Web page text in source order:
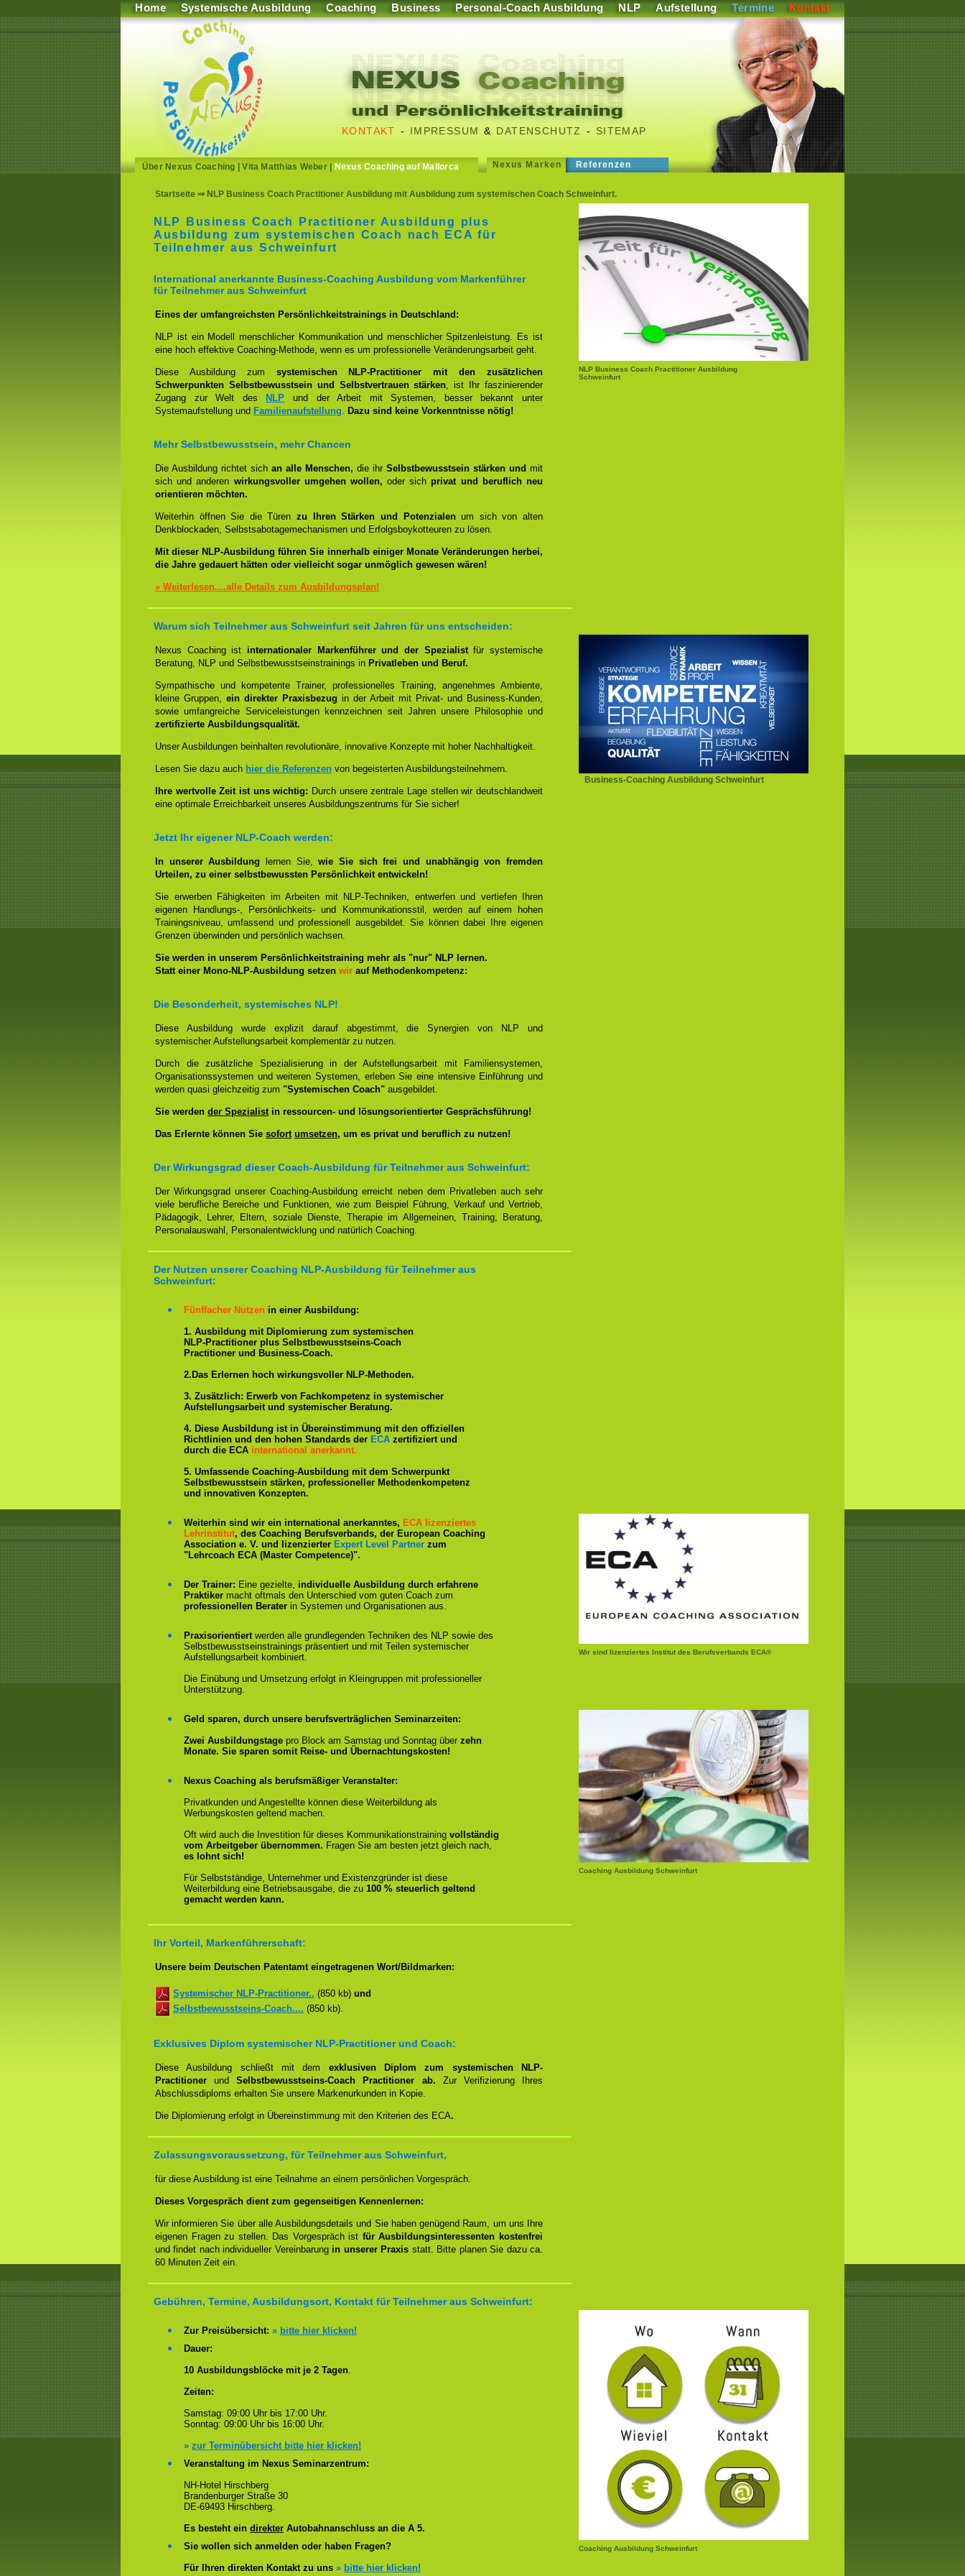
Home Systemische Ausbildung Coaching Business Personal-Coach Ausbildung NLP Aufstellung Termine Kontakt
KONTAKT - IMPRESSUM & DATENSCHUTZ - SITEMAP
Über Nexus Coaching |Vita Matthias Weber| Nexus Coaching auf Mallorca Nexus Marken Referenzen
Startseite ⇒ NLP Business Coach Practitioner Ausbildung mit Ausbildung zum systemischen Coach Schweinfurt.
NLP Business Coach Practitioner Ausbildung
Schweinfurt
NLP Business Coach Practitioner Ausbildung plus
Ausbildung zum systemischen Coach nach ECA für
Teilnehmer aus Schweinfurt
International anerkannte Business-Coaching Ausbildung vom Markenführer
für Teilnehmer aus Schweinfurt
Eines der umfangreichsten Persönlichkeitstrainings in Deutschland:
NLP ist ein Modell menschlicher Kommunikation und menschlicher Spitzenleistung. Es ist
eine hoch effektive Coaching-Methode, wenn es um professionelle Veränderungsarbeit geht.
Diese Ausbildung zum systemischen NLP-Practitioner mit den zusätzlichen
Schwerpunkten Selbstbewusstsein und Selbstvertrauen stärken, ist Ihr faszinierender
Zugang zur Welt des
NLP und der Arbeit mit Systemen, besser bekannt unter
Systemaufstellung und Familienaufstellung. Dazu sind keine Vorkenntnisse nötig!
Mehr Selbstbewusstsein, mehr Chancen
Die Ausbildung richtet sich an alle Menschen, die ihr Selbstbewusstsein stärken und mit
sich und anderen wirkungsvoller umgehen wollen, oder sichprivat und beruflich neu
orientieren möchten.
Weiterhin öffnen Sie die Türenzu Ihren Stärken und Potenzialenum sich von alten
Denkblockaden, Selbstsabotagemechanismen und Erfolgsboykotteuren zu lösen.
Mit dieser NLP-Ausbildung führen Sie innerhalb einiger Monate Veränderungen herbei,
die Jahre gedauert hätten oder vielleicht sogar unmöglich gewesen wären!
» Weiterlesen....alle Details zum Ausbildungsplan!
Warum sich Teilnehmer aus Schweinfurt seit Jahren für uns entscheiden:
Business-Coaching Ausbildung Schweinfurt
Nexus Coaching ist internationaler Markenführer und der Spezialistfür systemische
Beratung, NLP und Selbstbewusstseinstrainings in Privatleben und Beruf.
Sympathische und kompetente Trainer, professionelles Training, angenehmes Ambiente,
kleine Gruppen, ein direkter Praxisbezug in der Arbeit mit Privat- und Business-Kunden,
sowie umfangreiche Serviceleistungen kennzeichnen seit Jahren unsere Philosophie und
zertifizierte Ausbildungsqualität.
Unser Ausbildungen beinhalten revolutionäre, innovative Konzepte mit hoher Nachhaltigkeit.
Lesen Sie dazu auch hier die Referenzen von begeisterten Ausbildungsteilnehmern.
Ihre wertvolle Zeit ist uns wichtig: Durch unsere zentrale Lage stellen wir deutschlandweit
eine optimale Erreichbarkeit unseres Ausbildungszentrums für Sie sicher!
Jetzt Ihr eigener NLP-Coach werden:
In unserer Ausbildung lernen Sie,wie Sie sich frei und unabhängig von fremden
Urteilen, zu einer selbstbewussten Persönlichkeit entwickeln!
Sie erwerben Fähigkeiten im Arbeiten mit NLP-Techniken, entwerfen und vertiefen Ihren
eigenen Handlungs-, Persönlichkeits- und Kommunikationsstil, werden auf einem hohen
Trainingsniveau, umfassend und professionell ausgebildet. Sie können dabei Ihre eigenen
Grenzen überwinden und persönlich wachsen.
Sie werden in unserem Persönlichkeitstraining mehr als "nur" NLP lernen.
Statt einer Mono-NLP-Ausbildung setzen wir auf Methodenkompetenz:
Die Besonderheit, systemisches NLP!
Diese Ausbildung wurde explizit darauf abgestimmt, die Synergien von NLP und
systemischer Aufstellungsarbeit komplementär zu nutzen.
Durch die zusätzliche Spezialisierung in der Aufstellungsarbeit mit Familiensystemen,
Organisationssystemen und weiteren Systemen, erleben Sie eine intensive Einführung und
werden quasi gleichzeitig zum "Systemischen Coach" ausgebildet.
Sie werden der Spezialistin ressourcen- und lösungsorientierter Gesprächsführung!
Das Erlernte können Sie sofort umsetzen, um es privat und beruflich zu nutzen!
Der Wirkungsgrad dieser Coach-Ausbildung für Teilnehmer aus Schweinfurt:
Der Wirkungsgrad unserer Coaching-Ausbildung erreicht neben dem Privatleben auch sehr
viele berufliche Bereiche und Funktionen, wie zum Beispiel Führung, Verkauf und Vertrieb,
Pädagogik, Lehrer, Eltern, soziale Dienste, Therapie im Allgemeinen, Training, Beratung,
Personalauswahl, Personalentwicklung und natürlich Coaching.
Der Nutzen unserer Coaching NLP-Ausbildung für Teilnehmer aus
Schweinfurt:
Fünffacher Nutzen in einer Ausbildung:
1. Ausbildung mit Diplomierung zum systemischen
NLP-Practitioner plus Selbstbewusstseins-Coach
Practitioner und Business-Coach.
2.Das Erlernen hoch wirkungsvoller NLP-Methoden.
3. Zusätzlich: Erwerb von Fachkompetenz in systemischer
Aufstellungsarbeit und systemischer Beratung.
4. Diese Ausbildung ist in Übereinstimmung mit den offiziellen
Richtlinien und den hohen Standards der ECA zertifiziert und
durch die ECA international anerkannt.
5. Umfassende Coaching-Ausbildung mit dem Schwerpunkt
Selbstbewusstsein stärken, professioneller Methodenkompetenz
und innovativen Konzepten.
Wir sind lizenziertes Institut des Berufsverbands ECA®
Weiterhin sind wir ein international anerkanntes, ECA lizenziertes
Lehrinstitut, des Coaching Berufsverbands, der European Coaching
Association e. V. und lizenzierter Expert Level Partner zum
"Lehrcoach ECA (Master Competence)".
Der Trainer: Eine gezielte, individuelle Ausbildung durch erfahrene
Praktiker macht oftmals den Unterschied vom guten Coach zum
professionellen Berater in Systemen und Organisationen aus.
Praxisorientiertwerden alle grundlegenden Techniken des NLP sowie des
Selbstbewusstseinstrainings präsentiert und mit Teilen systemischer
Aufstellungsarbeit kombiniert.
Die Einübung und Umsetzung erfolgt in Kleingruppen mit professioneller
Unterstützung.
Coaching Ausbildung Schweinfurt
Geld sparen, durch unsere berufsverträglichen Seminarzeiten:
Zwei Ausbildungstage pro Block am Samstag und Sonntag über zehn
Monate. Sie sparen somit Reise- und Übernachtungskosten!
Nexus Coaching als berufsmäßiger Veranstalter:
Privatkunden und Angestellte können diese Weiterbildung als
Werbungskosten geltend machen.
Oft wird auch die Investition für dieses Kommunikationstraining vollständig
vom Arbeitgeber übernommen. Fragen Sie am besten jetzt gleich nach,
es lohnt sich!
Für Selbstständige, Unternehmer und Existenzgründer ist diese
Weiterbildung eine Betriebsausgabe, die zu 100 % steuerlich geltend
gemacht werden kann.
Ihr Vorteil, Markenführerschaft:
Unsere beim Deutschen Patentamt eingetragenen Wort/Bildmarken:
Systemischer NLP-Practitioner.. (850 kb) und
Selbstbewusstseins-Coach.... (850 kb).
Exklusives Diplom systemischer NLP-Practitioner und Coach:
Diese Ausbildung schließt mit dem exklusiven Diplom zum systemischen NLP-
Practitioner undSelbstbewusstseins-Coach Practitioner ab. Zur Verifizierung Ihres
Abschlussdiploms erhalten Sie unsere Markenurkunden in Kopie.
Die Diplomierung erfolgt in Übereinstimmung mit den Kriterien des ECA.
Zulassungsvoraussetzung, für Teilnehmer aus Schweinfurt,
für diese Ausbildung ist eine Teilnahme an einem persönlichen Vorgespräch.
Dieses Vorgespräch dient zum gegenseitigen Kennenlernen:
Wir informieren Sie über alle Ausbildungsdetails und Sie haben genügend Raum, um uns Ihre
eigenen Fragen zu stellen. Das Vorgespräch ist für Ausbildungsinteressenten kostenfrei
und findet nach individueller Vereinbarung in unserer Praxis statt. Bitte planen Sie dazu ca.
60 Minuten Zeit ein.
Gebühren, Termine, Ausbildungsort, Kontakt für Teilnehmer aus Schweinfurt:
Coaching Ausbildung Schweinfurt
Zur Preisübersicht: » bitte hier klicken!
Dauer:
10 Ausbildungsblöcke mit je 2 Tagen.
Zeiten:
Samstag: 09:00 Uhr bis 17:00 Uhr.
Sonntag: 09:00 Uhr bis 16:00 Uhr.
» zur Terminübersicht bitte hier klicken!
Veranstaltung im Nexus Seminarzentrum:
NH-Hotel Hirschberg
Brandenburger Straße 30
DE-69493 Hirschberg.
Es besteht ein direkter Autobahnanschluss an die A 5.
Sie wollen sich anmelden oder haben Fragen?
Für Ihren direkten Kontakt zu uns » bitte hier klicken!